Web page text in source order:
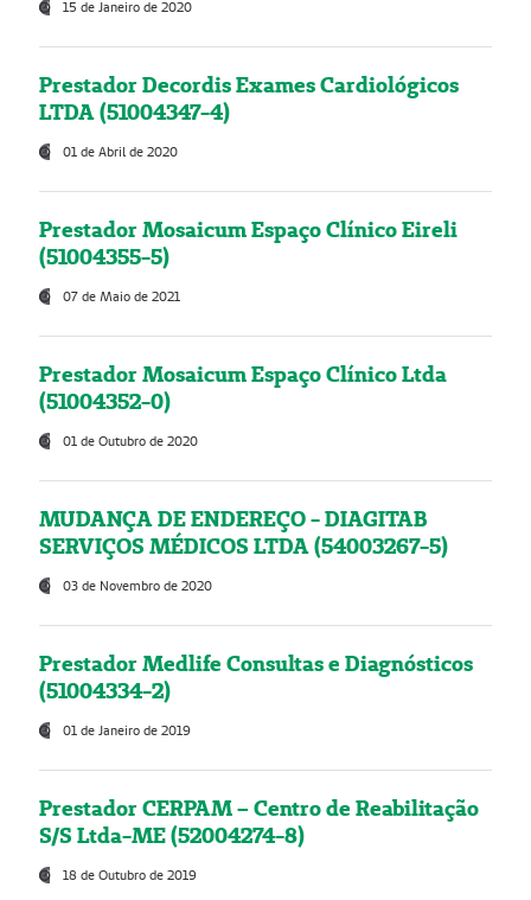
15 de Janeiro de 2020
Prestador Decordis Exames Cardiológicos
LTDA (51004347-4)
01 de Abril de 2020
Prestador Mosaicum Espaço Clínico Eireli
(51004355-5)
07 de Maio de 2021
Prestador Mosaicum Espaço Clínico Ltda
(51004352-0)
01 de Outubro de 2020
MUDANÇA DE ENDEREÇO - DIAGITAB
SERVIÇOS MÉDICOS LTDA (54003267-5)
03 de Novembro de 2020
Prestador Medlife Consultas e Diagnósticos
(51004334-2)
01 de Janeiro de 2019
Prestador CERPAM – Centro de Reabilitação
S/S Ltda-ME (52004274-8)
18 de Outubro de 2019